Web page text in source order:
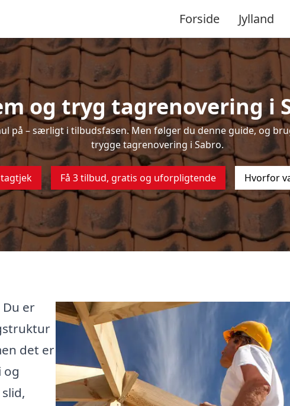
Forside Jylland
og tryg tagrenovering i
på – særligt i tilbudsfasen. Men følger du denne guide, og
trygge tagrenovering i Sabro.
Få 3 tilbud, gratis og uforpligtende Hvorfor
er
det er
og